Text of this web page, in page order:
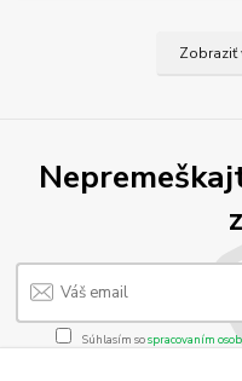
Zobraziť
Súhlasím sospracovaním